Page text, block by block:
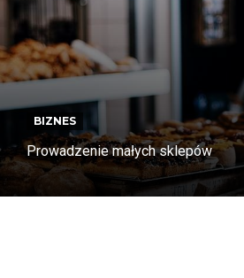
BIZNES
Prowadzenie małych sklepów